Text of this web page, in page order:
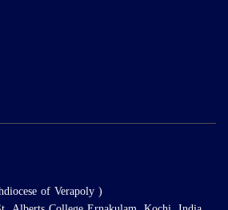
of Verapoly )